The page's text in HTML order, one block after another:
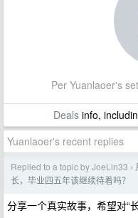
Per Yuanlaoer's
Dealsinfo,
Yuanlaoer's recent replies
Replied to a topic by JoeLin33 ›
长，毕业四五年该继续待着吗？
分享一个真实故事，希望对“